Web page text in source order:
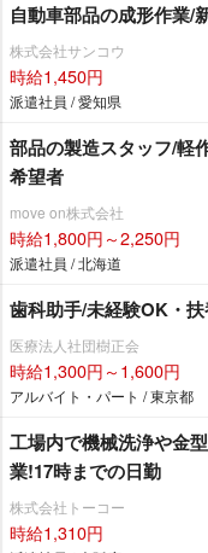
自動車部品の成形作業/
株式会社サンコウ
時給1,450円
派遣社員 / 愛知県
部品の製造スタッフ/軽
希望者
move on株式会社
時給1,800円～2,250円
派遣社員 / 北海道
歯科助手/未経験OK・
医療法人社団樹正会
時給1,300円～1,600円
アルバイト・パート / 東京都
工場内で機械洗浄や金
業!17時までの日勤
株式会社トーコー
時給1,310円